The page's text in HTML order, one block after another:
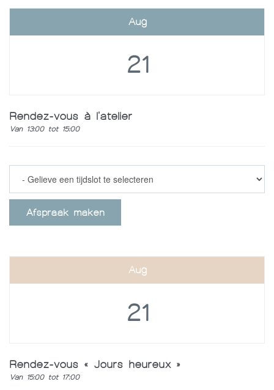
Aug
21
Rendez-vous à l'atelier
Van 13:00 tot 15:00
Afspraak maken
Aug
21
Rendez-vous « Jours heureux »
Van 15:00 tot 17:00